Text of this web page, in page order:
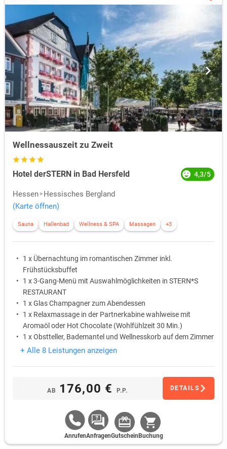
Wellnessauszeit zu Zweit
Hotel derSTERN in Bad Hersfeld 4,3/5
Hessen
Hessisches Bergland
(Karte öffnen)
Sauna Hallenbad Wellness & SPA Massagen +3
1 x Übernachtung im romantischen Zimmer inkl.
Frühstücksbuffet
1 x 3-Gang-Menü mit Auswahlmöglichkeiten in STERN*S
RESTAURANT
1 x Glas Champagner zum Abendessen
1 x Relaxmassage in der Partnerkabine wahlweise mit
Aromaöl oder Hot Chocolate (Wohlfühlzeit 30 Min.)
1 x Obstteller, Bademantel und Wellnesskorb auf dem Zimmer
1 x Nutzung des STERN*S SPA
+ Alle 8 Leistungen anzeigen
AB 176,00 € P.P. DETAILS
AnrufenAnfragenGutschein Buchung